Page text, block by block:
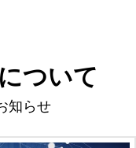
ついて
知らせ